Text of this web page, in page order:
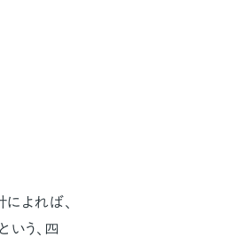
よれば、
う、四